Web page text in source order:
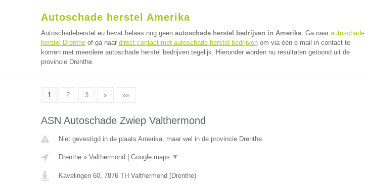
Autoschade herstel Amerika
Autoschadeherstel.eu bevat helaas nog geen autoschade herstel bedrijven in Amerika. Ga naar autoschade
herstel Drentheof ga naar direct contact met autoschade herstel bedrijvenom via één e-mail in contact te
komen met meerdere autoschade herstel bedrijven tegelijk. Hieronder worden nu resultaten getoond uit de
provincie Drenthe.
1 2 3 » »»
ASN Autoschade Zwiep Valthermond
Niet gevestigd in de plaats Amerika, maar wel in de provincie Drenthe.
Drenthe» Valthermond Google maps ▼
Kavelingen 60, 7876 TH Valthermond (Drenthe)